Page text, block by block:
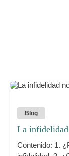
Blog
La infidelidad
Contenido: 1.